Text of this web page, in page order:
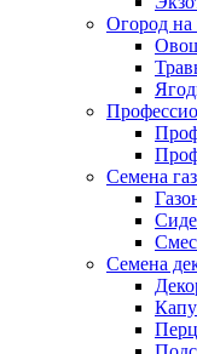
Огород на
Семена
Семена